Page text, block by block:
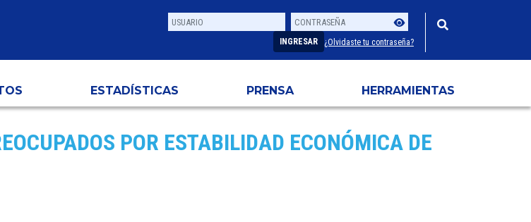
Usuario
Contraseña
INGRESAR ¿Olvidaste tu contraseña?
ESTADÍSTICAS PRENSA HERRAMIENTAS
POR ESTABILIDAD ECONÓMICA DE